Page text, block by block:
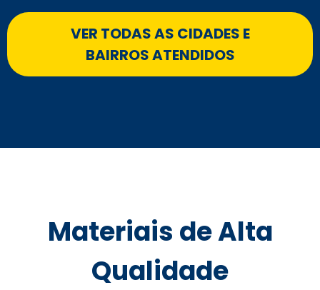
VER TODAS AS CIDADES E
BAIRROS ATENDIDOS
Materiais de Alta
Qualidade